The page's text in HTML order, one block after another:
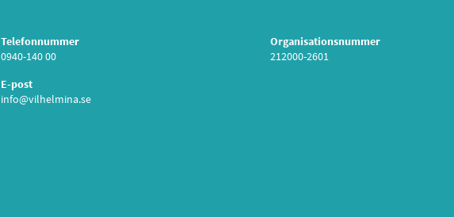
Telefonnummer
0940-140 00
E-post
info@vilhelmina.se
Organisationsnummer
212000-2601